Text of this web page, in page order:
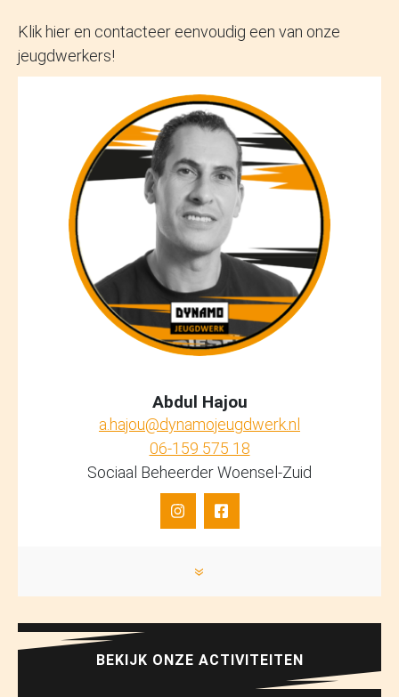
Klik hier en contacteer eenvoudig een van onze
jeugdwerkers!
Abdul Hajou
a.hajou@dynamojeugdwerk.nl
06-159 575 18
Sociaal Beheerder Woensel-Zuid
»
BEKIJK ONZE ACTIVITEITEN